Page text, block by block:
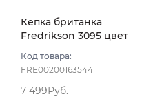
Кепка британка
Fredrikson 3095 цвет
58
Код товара:
FRE00200163544
7 499Руб.